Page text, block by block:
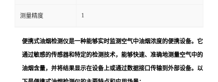
测量精度 1
便携式油烟检测仪是一种能够实时监测空气中油烟浓度的便携设备。它
通过敏感的传感器和特定的检测技术，能够快速、准确地测量空气中的
油烟含量，并将结果显示在设备上或通过数据接口传输到外部设备。以